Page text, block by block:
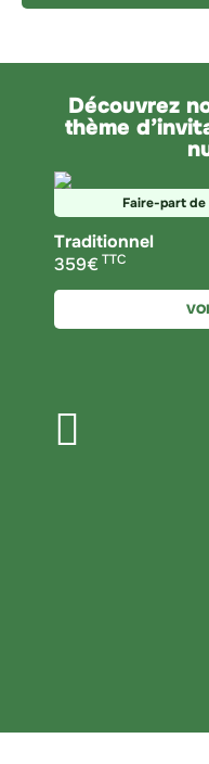
Découvrez
thème
Faire-part de
Traditionnel
359€TTC